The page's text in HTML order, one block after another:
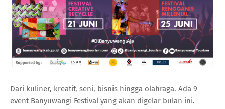
Dari kuliner, kreatif, seni, bisnis hingga olahraga. Ada 9
event Banyuwangi Festival yang akan digelar bulan ini.